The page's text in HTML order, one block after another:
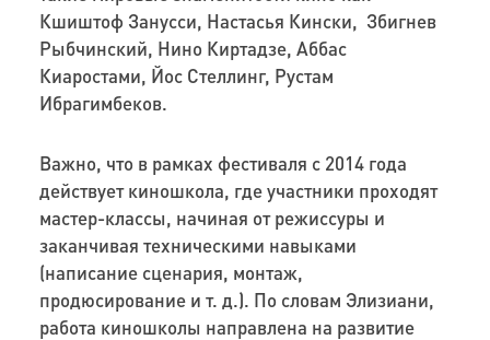
Кшиштоф Занусси, Настасья Кински, Збигнев
Рыбчинский, Нино Киртадзе, Аббас
Киаростами, Йос Стеллинг, Рустам
Ибрагимбеков.
Важно, что в рамках фестиваля с 2014 года
действует киношкола, где участники проходят
мастер-классы, начиная от режиссуры и
заканчивая техническими навыками
(написание сценария, монтаж,
продюсирование и т. д.). По словам Элизиани,
работа киношколы направлена на развитие